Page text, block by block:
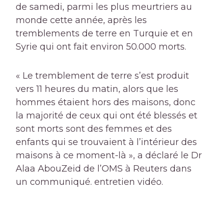
de samedi, parmi les plus meurtriers au
monde cette année, après les
tremblements de terre en Turquie et en
Syrie qui ont fait environ 50.000 morts.
« Le tremblement de terre s’est produit
vers 11 heures du matin, alors que les
hommes étaient hors des maisons, donc
la majorité de ceux qui ont été blessés et
sont morts sont des femmes et des
enfants qui se trouvaient à l’intérieur des
maisons à ce moment-là », a déclaré le Dr
Alaa AbouZeid de l’OMS à Reuters dans
un communiqué. entretien vidéo.